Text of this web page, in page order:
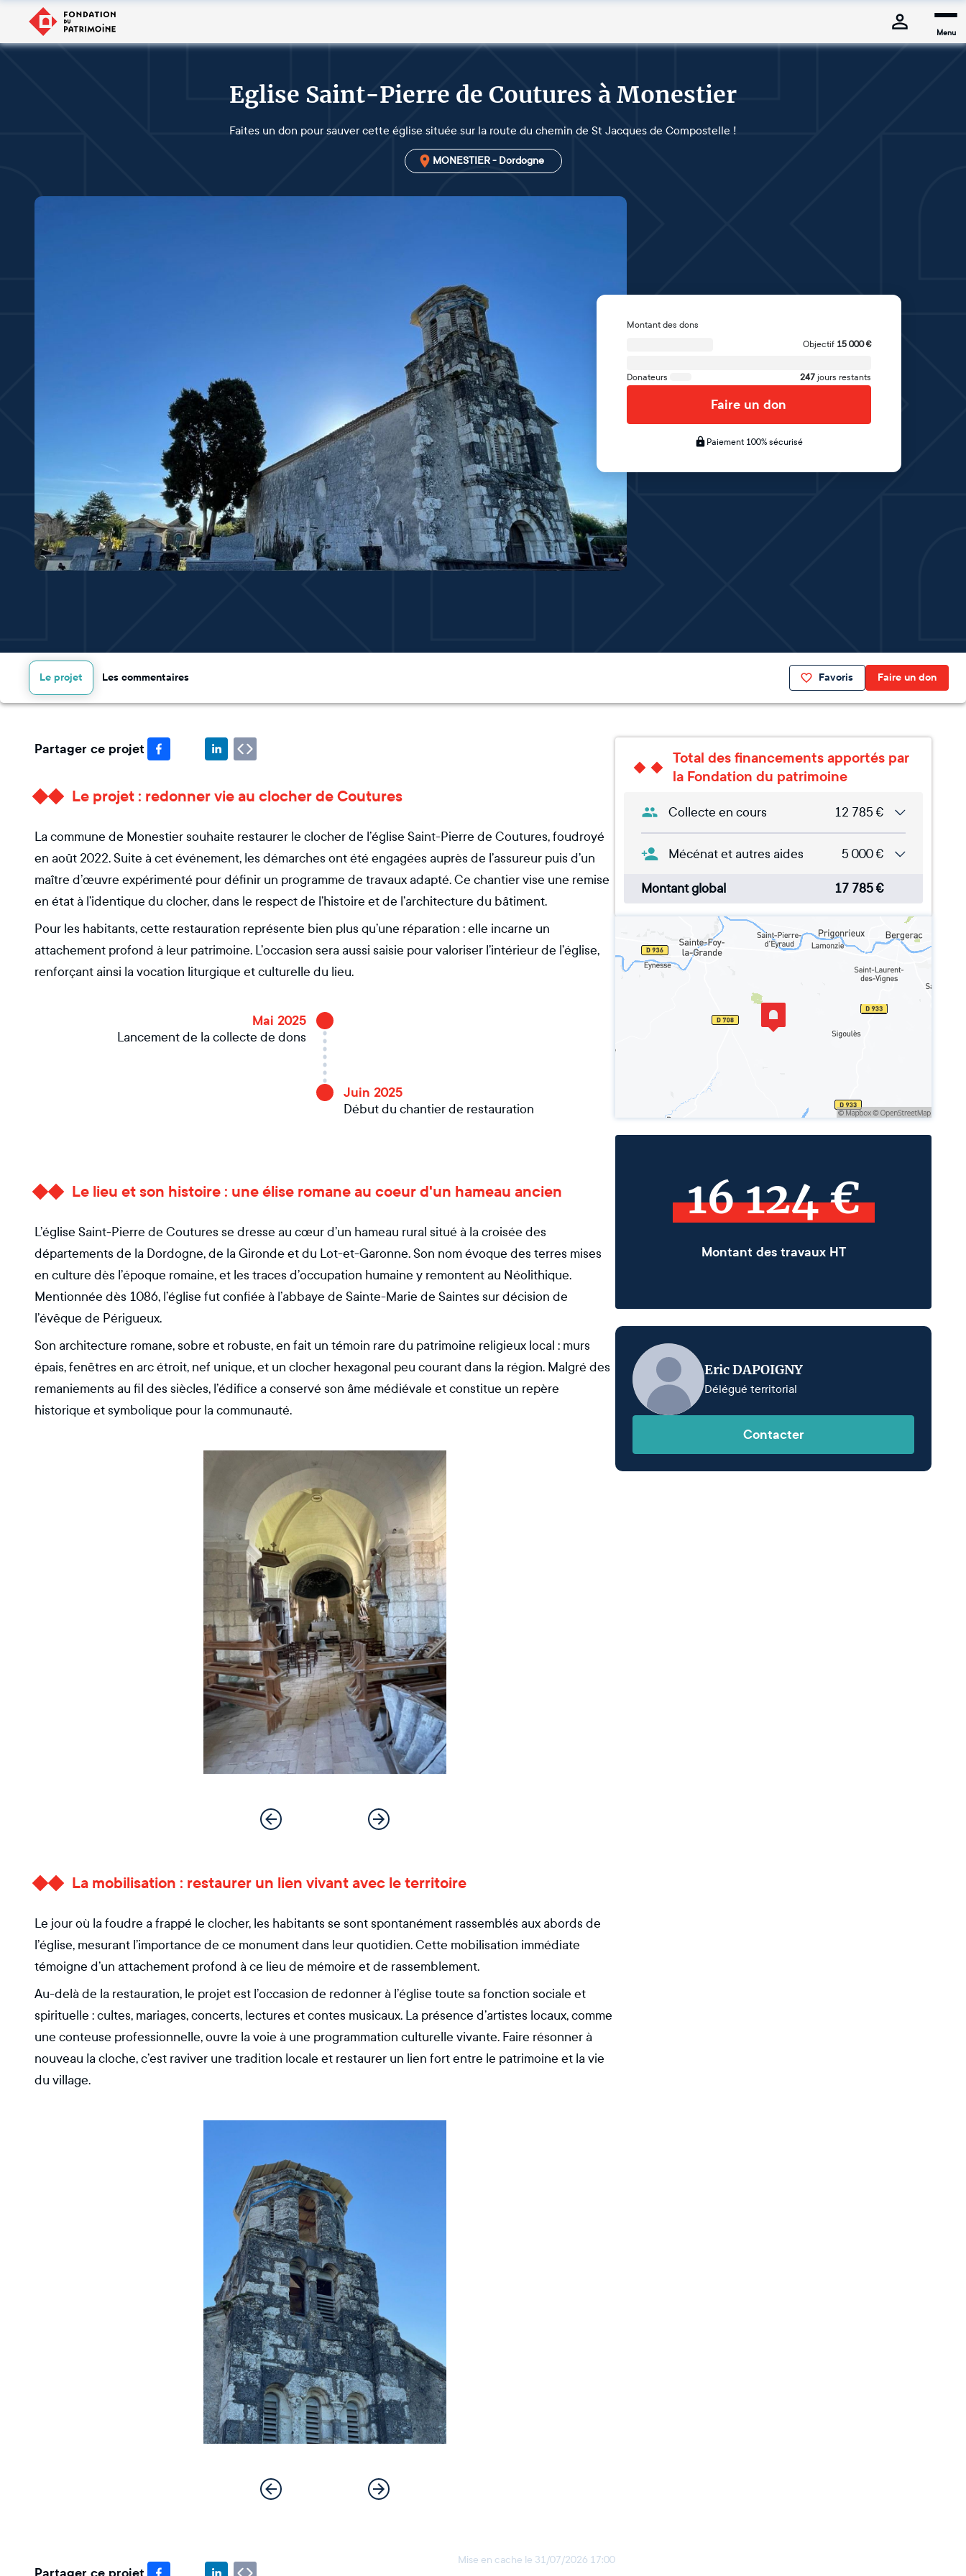
Menu
Eglise Saint-Pierre de Coutures à Monestier
Faites un don pour sauver cette église située sur la route du chemin de St Jacques de Compostelle !
MONESTIER - Dordogne
Montant des dons
Objectif 15 000€
Donateurs 247 jours restants
Faire un don
Paiement 100% sécurisé
Favoris Faire un don
Le projet Les commentaires
Partager ce projet
Le projet : redonner vie au clocher de Coutures
La commune de Monestier souhaite restaurer le clocher de l’église Saint-Pierre de Coutures, foudroyé
en août 2022. Suite à cet événement, les démarches ont été engagées auprès de l’assureur puis d’un
maître d’œuvre expérimenté pour définir un programme de travaux adapté. Ce chantier vise une remise
en état à l’identique du clocher, dans le respect de l’histoire et de l’architecture du bâtiment.
Pour les habitants, cette restauration représente bien plus qu’une réparation : elle incarne un
attachement profond à leur patrimoine. L’occasion sera aussi saisie pour valoriser l’intérieur de l’église,
renforçant ainsi la vocation liturgique et culturelle du lieu.
Mai 2025
Lancement de la collecte de dons
Juin 2025
Début du chantier de restauration
Le lieu et son histoire : une élise romane au coeur d'un hameau ancien
L’église Saint-Pierre de Coutures se dresse au cœur d’un hameau rural situé à la croisée des
départements de la Dordogne, de la Gironde et du Lot-et-Garonne. Son nom évoque des terres mises
en culture dès l’époque romaine, et les traces d’occupation humaine y remontent au Néolithique.
Mentionnée dès 1086, l’église fut confiée à l’abbaye de Sainte-Marie de Saintes sur décision de
l’évêque de Périgueux.
Son architecture romane, sobre et robuste, en fait un témoin rare du patrimoine religieux local : murs
épais, fenêtres en arc étroit, nef unique, et un clocher hexagonal peu courant dans la région. Malgré des
remaniements au fil des siècles, l’édifice a conservé son âme médiévale et constitue un repère
historique et symbolique pour la communauté.
La mobilisation : restaurer un lien vivant avec le territoire
Le jour où la foudre a frappé le clocher, les habitants se sont spontanément rassemblés aux abords de
l’église, mesurant l’importance de ce monument dans leur quotidien. Cette mobilisation immédiate
témoigne d’un attachement profond à ce lieu de mémoire et de rassemblement.
Au-delà de la restauration, le projet est l’occasion de redonner à l’église toute sa fonction sociale et
spirituelle : cultes, mariages, concerts, lectures et contes musicaux. La présence d’artistes locaux, comme
une conteuse professionnelle, ouvre la voie à une programmation culturelle vivante. Faire résonner à
nouveau la cloche, c’est raviver une tradition locale et restaurer un lien fort entre le patrimoine et la vie
du village.
Mise en cache le 31/07/2026 17:00
Total des financements apportés par
la Fondation du patrimoine
Collecte en cours 12 785 €
Mécénat et autres aides 5 000€
Montant global 17 785€
16 124 €
Montant des travaux HT
Eric DAPOIGNY
Délégué territorial
Contacter